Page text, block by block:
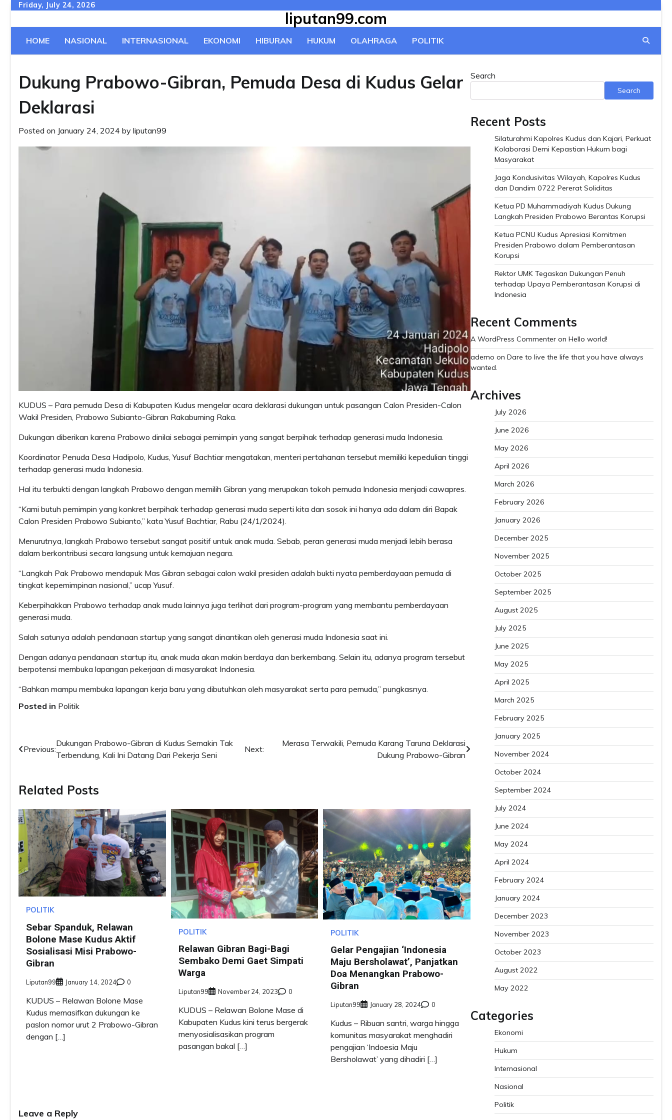
Skip
content
Friday, July 24, 2026
liputan99.com
HOME NASIONAL INTERNASIONAL EKONOMI HIBURAN HUKUM OLAHRAGA POLITIK
Dukung Prabowo-Gibran, Pemuda Desa di Kudus Gelar
Deklarasi
Posted on January 24, 2024 by liputan99
KUDUS – Para pemuda Desa di Kabupaten Kudus mengelar acara deklarasi dukungan untuk pasangan Calon Presiden-Calon
Wakil Presiden, Prabowo Subianto-Gibran Rakabuming Raka.
Dukungan diberikan karena Prabowo dinilai sebagai pemimpin yang sangat berpihak terhadap generasi muda Indonesia.
Koordinator Penuda Desa Hadipolo, Kudus, Yusuf Bachtiar mengatakan, menteri pertahanan tersebut memiliki kepedulian tinggi
terhadap generasi muda Indonesia.
Hal itu terbukti dengan langkah Prabowo dengan memilih Gibran yang merupakan tokoh pemuda Indonesia menjadi cawapres.
“Kami butuh pemimpin yang konkret berpihak terhadap generasi muda seperti kita dan sosok ini hanya ada dalam diri Bapak
Calon Presiden Prabowo Subianto,” kata Yusuf Bachtiar, Rabu (24/1/2024).
Menurutnya, langkah Prabowo tersebut sangat positif untuk anak muda. Sebab, peran generasi muda menjadi lebih berasa
dalam berkontribusi secara langsung untuk kemajuan negara.
“Langkah Pak Prabowo mendapuk Mas Gibran sebagai calon wakil presiden adalah bukti nyata pemberdayaan pemuda di
tingkat kepemimpinan nasional,” ucap Yusuf.
Keberpihakkan Prabowo terhadap anak muda lainnya juga terlihat dari program-program yang membantu pemberdayaan
generasi muda.
Salah satunya adalah pendanaan startup yang sangat dinantikan oleh generasi muda Indonesia saat ini.
Dengan adanya pendanaan startup itu, anak muda akan makin berdaya dan berkembang. Selain itu, adanya program tersebut
berpotensi membuka lapangan pekerjaan di masyarakat Indonesia.
“Bahkan mampu membuka lapangan kerja baru yang dibutuhkan oleh masyarakat serta para pemuda,” pungkasnya.
Posted in Politik
Post
Previous:
Dukungan Prabowo-Gibran di Kudus Semakin Tak
Terbendung, Kali Ini Datang Dari Pekerja Seni
Next:
Merasa Terwakili, Pemuda Karang Taruna Deklarasi
Dukung Prabowo-Gibran
Related Posts
POLITIK
Sebar Spanduk, Relawan
Bolone Mase Kudus Aktif
Sosialisasi Misi Prabowo-
Gibran
Liputan99 January 14, 2024 0
KUDUS – Relawan Bolone Mase
Kudus memasifkan dukungan ke
paslon nomor urut 2 Prabowo-Gibran
dengan […]
POLITIK
Relawan Gibran Bagi-Bagi
Sembako Demi Gaet Simpati
Warga
Liputan99 November 24, 2023 0
KUDUS – Relawan Bolone Mase di
Kabupaten Kudus kini terus bergerak
menyosialisasikan program
pasangan bakal […]
POLITIK
Gelar Pengajian ‘Indonesia
Maju Bersholawat’, Panjatkan
Doa Menangkan Prabowo-
Gibran
Liputan99 January 28, 2024 0
Kudus – Ribuan santri, warga hingga
komunitas masyarakat menghadiri
pengajian ‘Indoesia Maju
Bersholawat’ yang dihadiri […]
Leave a Reply
Search
Search
Recent Posts
Silaturahmi Kapolres Kudus dan Kajari, Perkuat
Kolaborasi Demi Kepastian Hukum bagi
Masyarakat
Jaga Kondusivitas Wilayah, Kapolres Kudus
dan Dandim 0722 Pererat Soliditas
Ketua PD Muhammadiyah Kudus Dukung
Langkah Presiden Prabowo Berantas Korupsi
Ketua PCNU Kudus Apresiasi Komitmen
Presiden Prabowo dalam Pemberantasan
Korupsi
Rektor UMK Tegaskan Dukungan Penuh
terhadap Upaya Pemberantasan Korupsi di
Indonesia
Recent Comments
A WordPress Commenter on Hello world!
ademo on Dare to live the life that you have always
wanted.
Archives
July 2026
June 2026
May 2026
April 2026
March 2026
February 2026
January 2026
December 2025
November 2025
October 2025
September 2025
August 2025
July 2025
June 2025
May 2025
April 2025
March 2025
February 2025
January 2025
November 2024
October 2024
September 2024
July 2024
June 2024
May 2024
April 2024
February 2024
January 2024
December 2023
November 2023
October 2023
August 2022
May 2022
Categories
Ekonomi
Hukum
Internasional
Nasional
Politik